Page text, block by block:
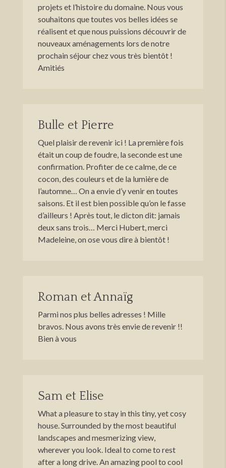
projets et l’histoire du domaine. Nous vous
souhaitons que toutes vos belles idées se
réalisent et que nous puissions découvrir de
nouveaux aménagements lors de notre
prochain séjour chez vous très bientôt !
Amitiés
Bulle et Pierre
Quel plaisir de revenir ici ! La première fois
était un coup de foudre, la seconde est une
confirmation. Profiter de ce calme, de ce
cocon, des couleurs et de la lumière de
l’automne… On a envie d’y venir en toutes
saisons. Et il est bien possible qu’on le fasse
d’ailleurs ! Après tout, le dicton dit: jamais
deux sans trois… Merci Hubert, merci
Madeleine, on ose vous dire à bientôt !
Roman et Annaïg
Parmi nos plus belles adresses ! Mille
bravos. Nous avons très envie de revenir !!
Bien à vous
Sam et Elise
What a pleasure to stay in this tiny, yet cosy
house. Surrounded by the most beautiful
landscapes and mesmerizing view,
wherever you look. Ideal to come to rest
after a long drive. An amazing pool to cool